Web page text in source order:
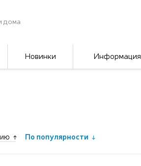
дома
Новинки Информация
По популярности